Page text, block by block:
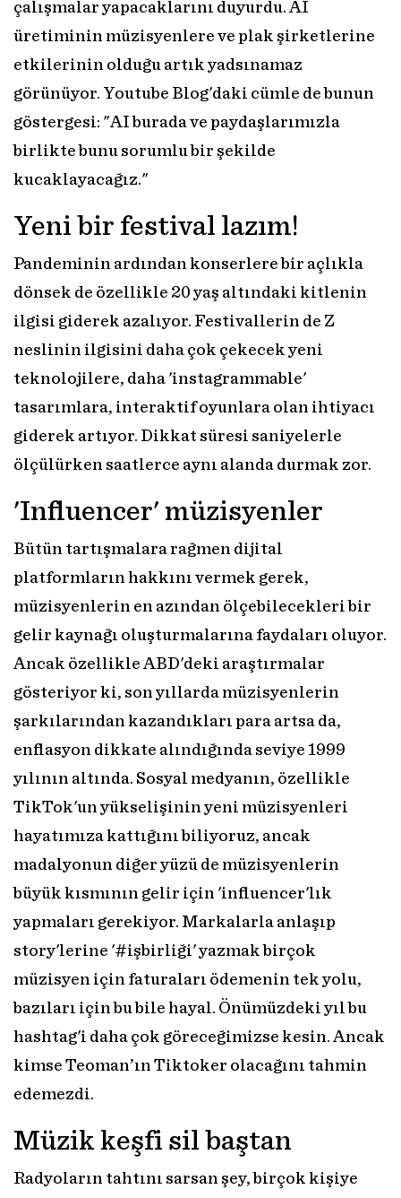
çalışmalar yapacaklarını duyurdu. AI
üretiminin müzisyenlere ve plak şirketlerine
etkilerinin olduğu artık yadsınamaz
görünüyor. Youtube Blog'daki cümle de bunun
göstergesi: "AI burada ve paydaşlarımızla
birlikte bunu sorumlu bir şekilde
kucaklayacağız."
Yeni bir festival lazım!
Pandeminin ardından konserlere bir açlıkla
dönsek de özellikle 20 yaş altındaki kitlenin
ilgisi giderek azalıyor. Festivallerin de Z
neslinin ilgisini daha çok çekecek yeni
teknolojilere, daha 'instagrammable'
tasarımlara, interaktif oyunlara olan ihtiyacı
giderek artıyor. Dikkat süresi saniyelerle
ölçülürken saatlerce aynı alanda durmak zor.
'Influencer' müzisyenler
Bütün tartışmalara rağmen dijital
platformların hakkını vermek gerek,
müzisyenlerin en azından ölçebilecekleri bir
gelir kaynağı oluşturmalarına faydaları oluyor.
Ancak özellikle ABD'deki araştırmalar
gösteriyor ki, son yıllarda müzisyenlerin
şarkılarından kazandıkları para artsa da,
enflasyon dikkate alındığında seviye 1999
yılının altında. Sosyal medyanın, özellikle
TikTok'un yükselişinin yeni müzisyenleri
hayatımıza kattığını biliyoruz, ancak
madalyonun diğer yüzü de müzisyenlerin
büyük kısmının gelir için 'influencer'lık
yapmaları gerekiyor. Markalarla anlaşıp
story'lerine '#işbirliği' yazmak birçok
müzisyen için faturaları ödemenin tek yolu,
bazıları için bu bile hayal. Önümüzdeki yıl bu
hashtag'i daha çok göreceğimizse kesin. Ancak
kimse Teoman’ın Tiktoker olacağını tahmin
edemezdi.
Müzik keşfi sil baştan
Radyoların tahtını sarsan şey, birçok kişiye